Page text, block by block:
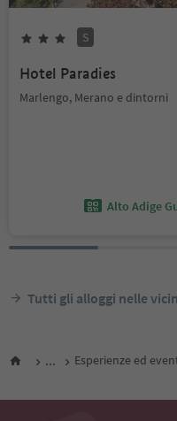
S
Hotel Paradies
Marlengo, Merano e dintorni
Alto Adige
Tutti gli alloggi nelle
... Esperienze ed